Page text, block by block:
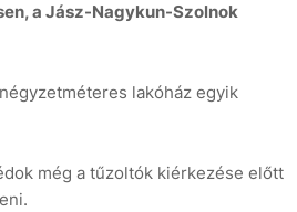
a Jász-Nagykun-Szolnok
lakóház egyik
még a tűzoltók kiérkezése előtt